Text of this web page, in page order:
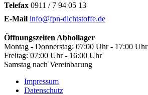
Telefax 0911 / 7 94 05 13
E-Mail info@fpn-dichtstoffe.de
Öffnungszeiten Abhollager
Montag - Donnerstag: 07:00 Uhr - 17:00 Uhr
Freitag: 07:00 Uhr - 16:00 Uhr
Samstag nach Vereinbarung
Impressum
Datenschutz